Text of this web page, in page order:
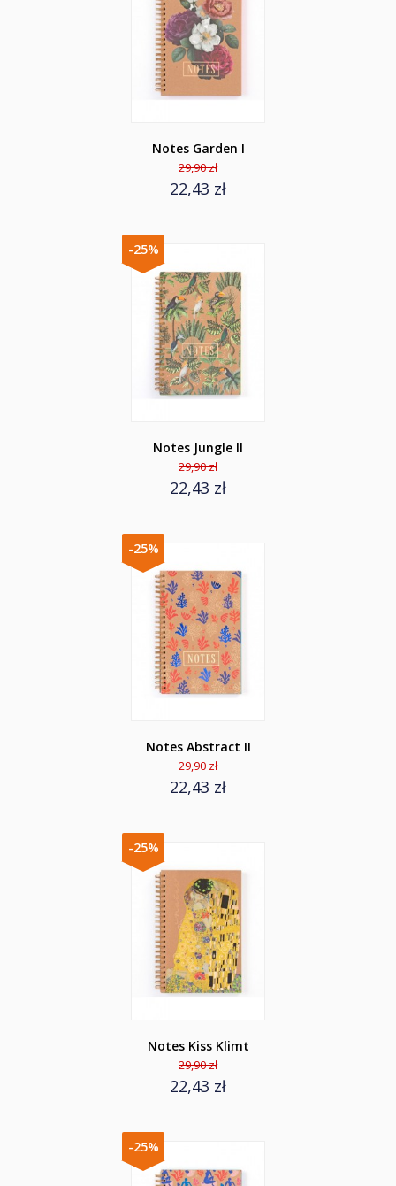
Notes Garden I
29,90 zł
22,43 zł
-25%
Notes Jungle II
29,90 zł
22,43 zł
-25%
Notes Abstract II
29,90 zł
22,43 zł
-25%
Notes Kiss Klimt
29,90 zł
22,43 zł
-25%